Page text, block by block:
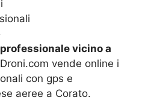
vicino a
vende online i
con gps e
aeree a Corato.